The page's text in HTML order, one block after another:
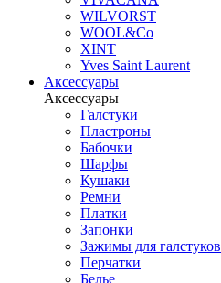
WILVORST
WOOL&Co
XINT
Yves Saint Laurent
Аксессуары
Аксессуары
Галстуки
Пластроны
Бабочки
Шарфы
Кушаки
Ремни
Платки
Запонки
Зажимы для галстуков
Перчатки
Белье